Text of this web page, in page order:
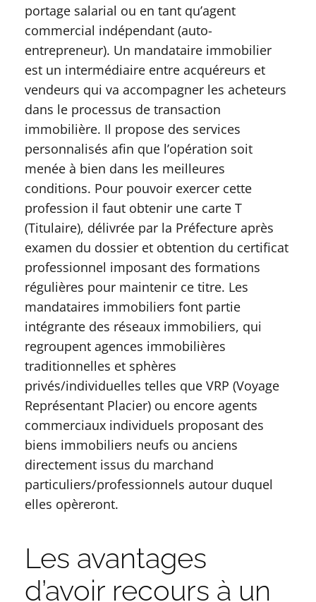
portage salarial ou en tant qu’agent
commercial indépendant (auto-
entrepreneur). Un mandataire immobilier
est un intermédiaire entre acquéreurs et
vendeurs qui va accompagner les acheteurs
dans le processus de transaction
immobilière. Il propose des services
personnalisés afin que l’opération soit
menée à bien dans les meilleures
conditions. Pour pouvoir exercer cette
profession il faut obtenir une carte T
(Titulaire), délivrée par la Préfecture après
examen du dossier et obtention du certificat
professionnel imposant des formations
régulières pour maintenir ce titre. Les
mandataires immobiliers font partie
intégrante des réseaux immobiliers, qui
regroupent agences immobilières
traditionnelles et sphères
privés/individuelles telles que VRP (Voyage
Représentant Placier) ou encore agents
commerciaux individuels proposant des
biens immobiliers neufs ou anciens
directement issus du marchand
particuliers/professionnels autour duquel
elles opèreront.
Les avantages
d’avoir recours à un